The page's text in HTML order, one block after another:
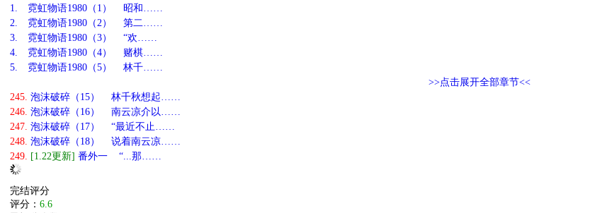
1.
霓虹物语1980（1） 昭和……
2.
霓虹物语1980（2） 第二……
3.
霓虹物语1980（3） “欢……
4.
霓虹物语1980（4） 赌棋……
5.
霓虹物语1980（5） 林千……
>>点击展开全部章节<<
245. 泡沫破碎（15） 林千秋想起……
246. 泡沫破碎（16） 南云凉介以……
247. 泡沫破碎（17） “最近不止……
248. 泡沫破碎（18） 说着南云凉……
249. [1.22更新] 番外一 “...那……
完结评分
评分： 6.6